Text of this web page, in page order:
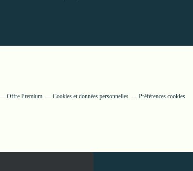
Offre Premium Cookies et données personnelles Préférences cookies